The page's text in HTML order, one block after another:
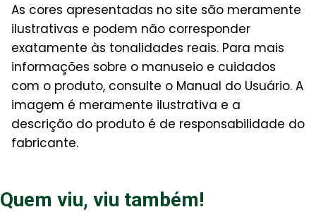
As cores apresentadas no site são meramente
ilustrativas e podem não corresponder
exatamente às tonalidades reais. Para mais
informações sobre o manuseio e cuidados
com o produto, consulte o Manual do Usuário. A
imagem é meramente ilustrativa e a
descrição do produto é de responsabilidade do
fabricante.
Quem viu, viu também!